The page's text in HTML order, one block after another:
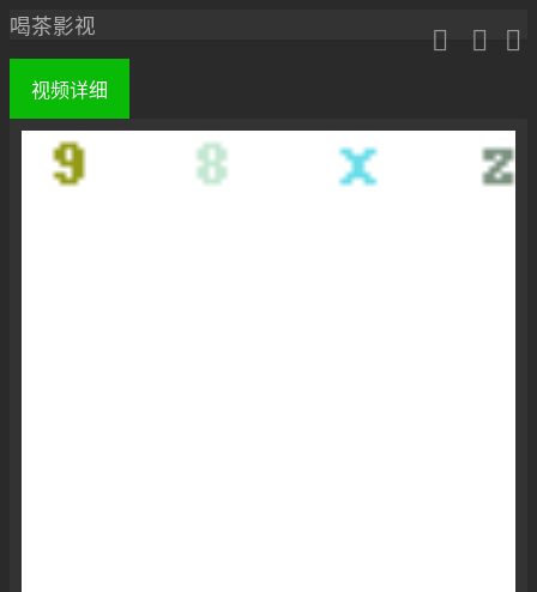



喝茶影视
视频详细